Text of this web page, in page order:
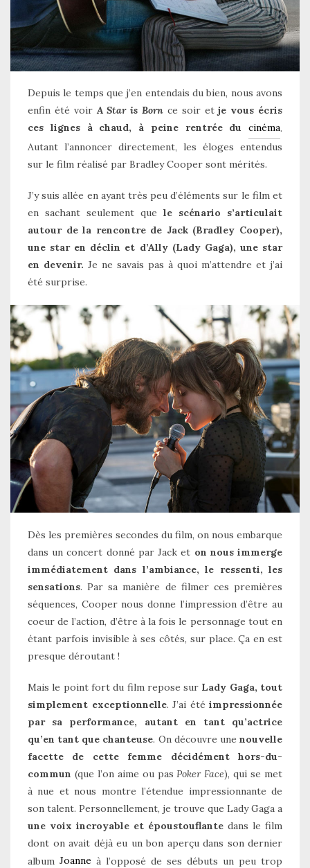
Depuis le temps que j’en entendais du bien, nous avons
enfin été voirA Star is Born ce soir etje vous écris
ces lignes à chaud, à peine rentrée du cinéma.
Autant l’annoncer directement, les éloges entendus
sur le film réalisé par Bradley Cooper sont mérités.
J’y suis allée en ayant très peu d’éléments sur le film et
en sachant seulement que le scénario s’articulait
autour de la rencontre de Jack (Bradley Cooper),
une star en déclin et d’Ally (Lady Gaga), une star
en devenir. Je ne savais pas à quoi m’attendre et j’ai
été surprise.
Dès les premières secondes du film, on nous embarque
dans un concert donné par Jack et on nous immerge
immédiatement dans l’ambiance, le ressenti, les
sensations. Par sa manière de filmer ces premières
séquences, Cooper nous donne l’impression d’être au
coeur de l’action, d’être à la fois le personnage tout en
étant parfois invisible à ses côtés, sur place. Ça en est
presque déroutant !
Mais le point fort du film repose sur Lady Gaga, tout
simplement exceptionnelle. J’ai été impressionnée
par sa performance, autant en tant qu’actrice
qu’en tant que chanteuse. On découvre unenouvelle
facette
de cette femme décidément hors-du-
commun (que l’on aime ou pas Poker Face), qui se met
à nue et nous montre l’étendue impressionnante de
son talent. Personnellement, je trouve que Lady Gaga a
une voix incroyable et époustouflante dans le film
dont on avait déjà eu un bon aperçu dans son dernier
album Joanne à l’opposé de ses débuts un peu trop